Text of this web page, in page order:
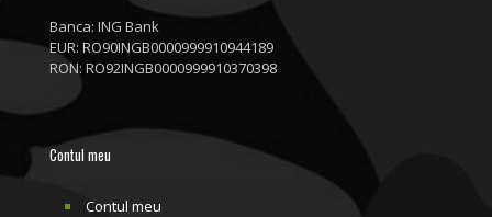
Banca: ING Bank
EUR: RO90INGB0000999910944189
RON: RO92INGB0000999910370398
Contul meu
Contul meu